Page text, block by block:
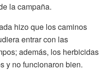
la campaña.
hizo que los caminos
entrar con las
además, los herbicidas
y no funcionaron bien.